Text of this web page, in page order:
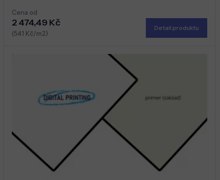
Cena od
2 474,49 Kč
(541 Kč/m2)
Detail produktu